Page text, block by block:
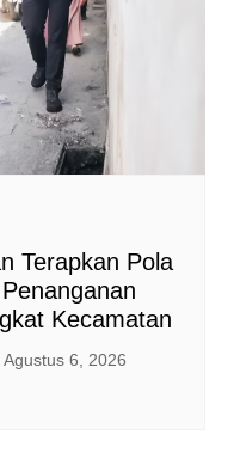
Terapkan Pola
Kecamatan
Agustus 6, 2026